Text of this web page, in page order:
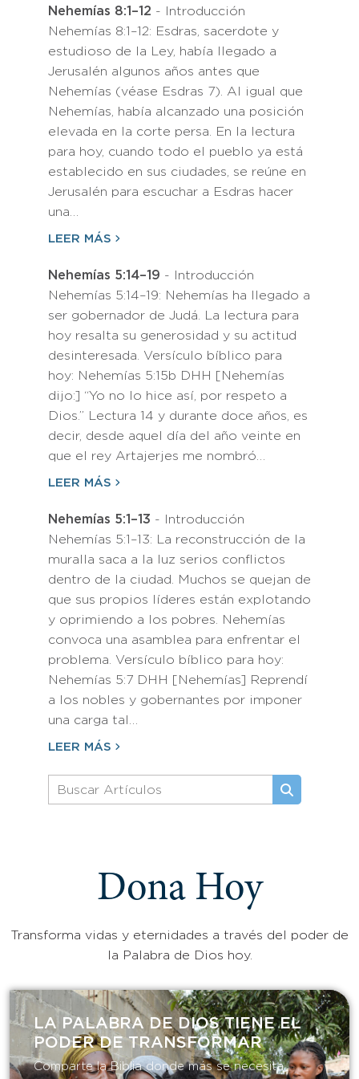
Nehemías 8:1–12 - Introducción
Nehemías 8:1–12: Esdras, sacerdote y
estudioso de la Ley, había llegado a
Jerusalén algunos años antes que
Nehemías (véase Esdras 7). Al igual que
Nehemías, había alcanzado una posición
elevada en la corte persa. En la lectura
para hoy, cuando todo el pueblo ya está
establecido en sus ciudades, se reúne en
Jerusalén para escuchar a Esdras hacer
una…
LEER MÁS
Nehemías 5:14–19 - Introducción
Nehemías 5:14–19: Nehemías ha llegado a
ser gobernador de Judá. La lectura para
hoy resalta su generosidad y su actitud
desinteresada. Versículo bíblico para
hoy: Nehemías 5:15b DHH [Nehemías
dijo:] “Yo no lo hice así, por respeto a
Dios.” Lectura 14 y durante doce años, es
decir, desde aquel día del año veinte en
que el rey Artajerjes me nombró…
LEER MÁS
Nehemías 5:1–13 - Introducción
Nehemías 5:1–13: La reconstrucción de la
muralla saca a la luz serios conflictos
dentro de la ciudad. Muchos se quejan de
que sus propios líderes están explotando
y oprimiendo a los pobres. Nehemías
convoca una asamblea para enfrentar el
problema. Versículo bíblico para hoy:
Nehemías 5:7 DHH [Nehemías] Reprendí
a los nobles y gobernantes por imponer
una carga tal…
LEER MÁS
Dona Hoy
Transforma vidas y eternidades a través del poder de
la Palabra de Dios hoy.
LA PALABRA DE DIOS TIENE EL
PODER DE TRANSFORMAR​
Comparte la Biblia donde más se necesita.